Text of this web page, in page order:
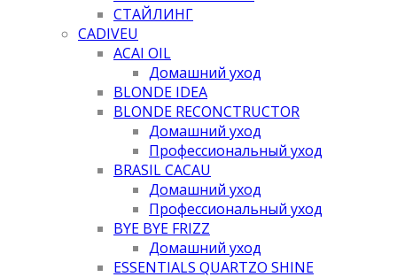
СТАЙЛИНГ
CADIVEU
ACAI OIL
Домашний уход
BLONDE IDEA
BLONDE RECONCTRUCTOR
Домашний уход
Профессиональный уход
BRASIL CACAU
Домашний уход
Профессиональный уход
BYE BYE FRIZZ
Домашний уход
ESSENTIALS QUARTZO SHINE